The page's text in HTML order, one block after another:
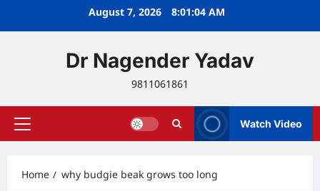
August 7, 2026 8:01:04 AM
Dr Nagender Yadav
9811061861
Primary
Watch Video
Home why budgie beak grows too long